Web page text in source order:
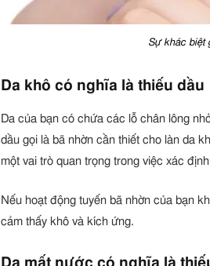
Sự khác biệt
Da khô có nghĩa là thiếu dầu
Da của bạn có chứa các lỗ chân lông
dầu gọi là bã nhờn cần thiết cho làn da
một vai trò quan trọng trong việc xác
Nếu hoạt động tuyến bã nhờn của bạn
cảm thấy khô và kích ứng.